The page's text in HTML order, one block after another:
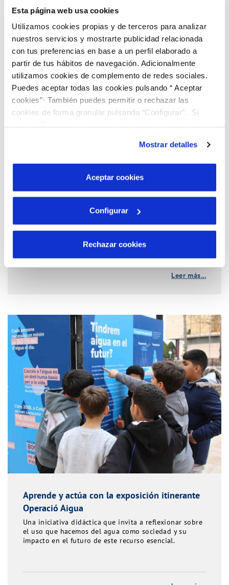
Esta página web usa cookies
Utilizamos cookies propias y de terceros para analizar
nuestros servicios y mostrarte publicidad relacionada
con tus preferencias en base a un perfil elaborado a
partir de tus hábitos de navegación. Adicionalmente
utilizamos cookies de complemento de redes sociales.
Puedes aceptar todas las cookies pulsando “ Aceptar
cookies”· También puedes permitir o rechazar las
cookies de forma granular pulsando “Configurar”. Si
son indispensables para que el sitio web funcione y que
por tanto no se pueden desactivar. Puedes consultar
más información en nuestraPolítica de Cookies
Mostrar detalles
Aceptar cookies
Configurar
Rechazar cookies
¡Descubre nuestro programa de Becas
“Jóvenes Talentos”!
Buscamos jóvenes brillantes que quieran cursar
ámbitos STEAM.
Leer más...
Aprende y actúa con la exposición itinerante
Operació Aigua
Una iniciativa didáctica que invita a reflexionar sobre
el uso que hacemos del agua como sociedad y su
impacto en el futuro de este recurso esencial.